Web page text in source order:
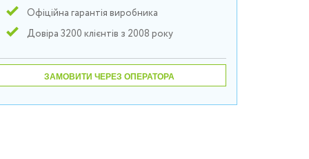
Офіційна гарантія виробника
Довіра 3200 клієнтів з 2008 року
ЗАМОВИТИ ЧЕРЕЗ ОПЕРАТОРА